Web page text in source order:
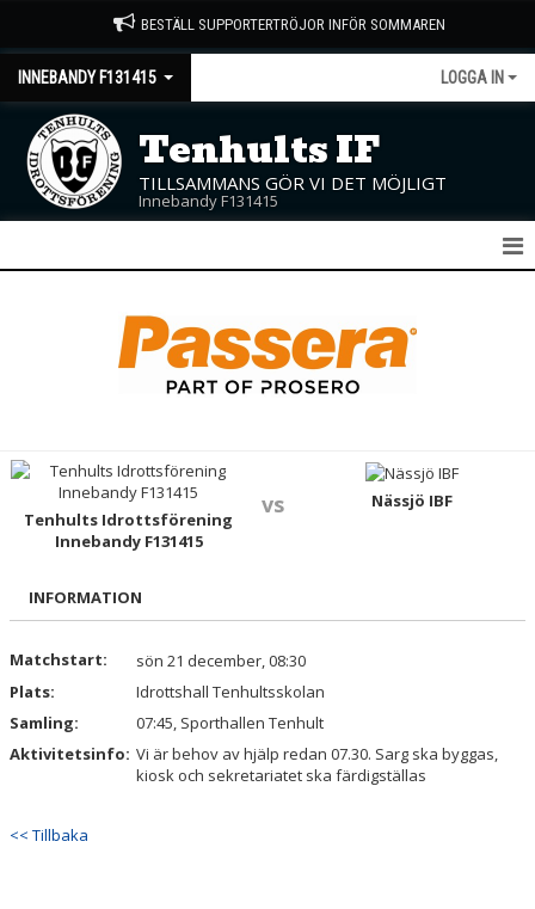
BESTÄLL SUPPORTERTRÖJOR INFÖR SOMMAREN
INNEBANDY F131415 LOGGA IN
Tenhults IF
TILLSAMMANS GÖR VI DET MÖJLIGT
Innebandy F131415
TRUPPEN
BILDGALLERI
DOKUMENT
KONTAKT
Tenhults Idrottsförening
Innebandy F131415
vs Nässjö IBF
INFORMATION
Matchstart:
sön 21 december, 08:30
Plats:
Idrottshall Tenhultsskolan
Samling:
07:45, Sporthallen Tenhult
Aktivitetsinfo: Vi är behov av hjälp redan 07.30. Sarg ska byggas,
kiosk och sekretariatet ska färdigställas
<< Tillbaka